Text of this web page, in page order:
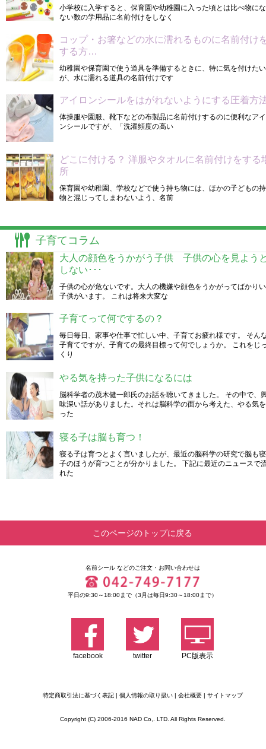
小学校に入学すると、保育園や幼稚園に入った頃とは比べ物に
ない数の学用品に名前付けをしなく
コップ・お箸などの水に濡れるものに名前付け
する方…
幼稚園や保育園で使う道具を準備するときに、特に気を付けた
が、水に濡れる道具の名前付けです
アイロンシールをはがれないようにする圧着方
体操服や園服、靴下などの布製品に名前付けするのに便利なア
ンシールですが、「洗濯頻度の高い
どこに付ける？ 洋服やタオルに名前付けをする
所
保育園や幼稚園、学校などで使う持ち物には、ほかの子どもの
物と混じってしまわないよう、名前
子育てコラム
大人の顔色をうかがう子供 子供の心を見よう
しない･･･
子供の心が危ないです。大人の機嫌や顔色をうかがってばかり
子供がいます。 これは将来大変な
子育てって何でするの？
毎日毎日、家事や仕事で忙しい中、子育てお疲れ様です。 そん
子育てですが、子育ての最終目標って何でしょうか。 これをじ
くり
やる気を持った子供になるには
脳科学者の茂木健一郎氏のお話を聴いてきました。 その中で、
味深い話がありました。それは脳科学の面から考えた、やる気
った
寝る子は脳も育つ！
寝る子は育つとよく言いましたが、最近の脳科学の研究で脳も
子のほうが育つことが分かりました。 下記に最近のニュースで
れた
このページのトップに戻る
名前シールなどのご注文・お問い合わせは
平日の9:30～18:00まで（3月は毎日9:30～18:00まで）
facebook twitter PC版表示
特定商取引法に基づく表記| 個人情報の取り扱い| 会社概要| サイトマップ
Copyright (C) 2006-2016 NAD Co,. LTD. All Rights Reserved.